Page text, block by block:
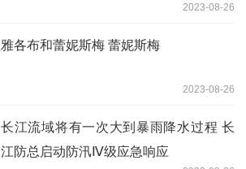
2023-08-26
雅各布和蕾妮斯梅 蕾妮斯梅
2023-08-26
长江流域将有一次大到暴雨降水过程 长
江防总启动防汛Ⅳ级应急响应